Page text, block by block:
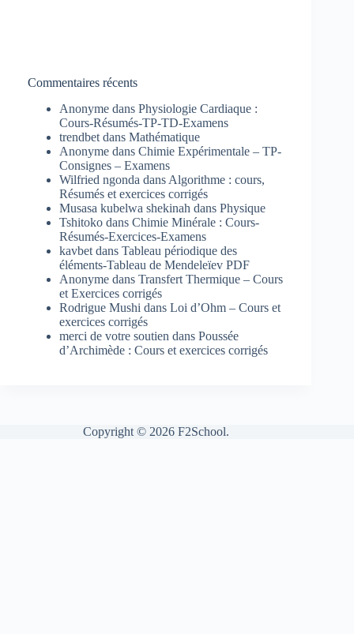
Commentaires récents
Anonyme dans Physiologie Cardiaque :
Cours-Résumés-TP-TD-Examens
trendbet dans Mathématique
Anonyme dans Chimie Expérimentale – TP-
Consignes – Examens
Wilfried ngonda dans Algorithme : cours,
Résumés et exercices corrigés
Musasa kubelwa shekinah dans Physique
Tshitoko dans Chimie Minérale : Cours-
Résumés-Exercices-Examens
kavbet dans Tableau périodique des
éléments-Tableau de Mendeleïev PDF
Anonyme dans Transfert Thermique – Cours
et Exercices corrigés
Rodrigue Mushi dans Loi d’Ohm – Cours et
exercices corrigés
merci de votre soutien dans Poussée
d’Archimède : Cours et exercices corrigés
Copyright © 2026 F2School.